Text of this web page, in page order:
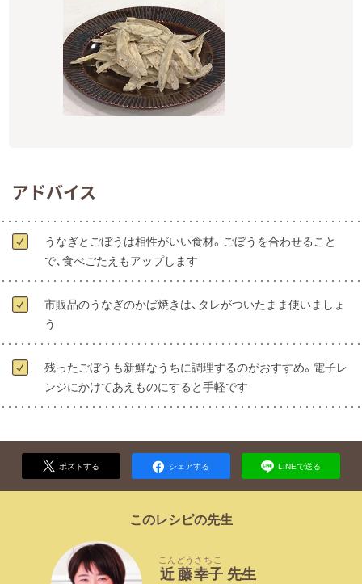
アドバイス
うなぎとごぼうは相性がいい食材。ごぼうを合わせること
で、食べごたえもアップします
市販品のうなぎのかば焼きは、タレがついたまま使いましょ
う
残ったごぼうも新鮮なうちに調理するのがおすすめ。電子レ
ンジにかけてあえものにすると手軽です
ポストする シェアする LINEで送る
このレシピの先生
近藤
こんどう
幸子
さちこ
先生